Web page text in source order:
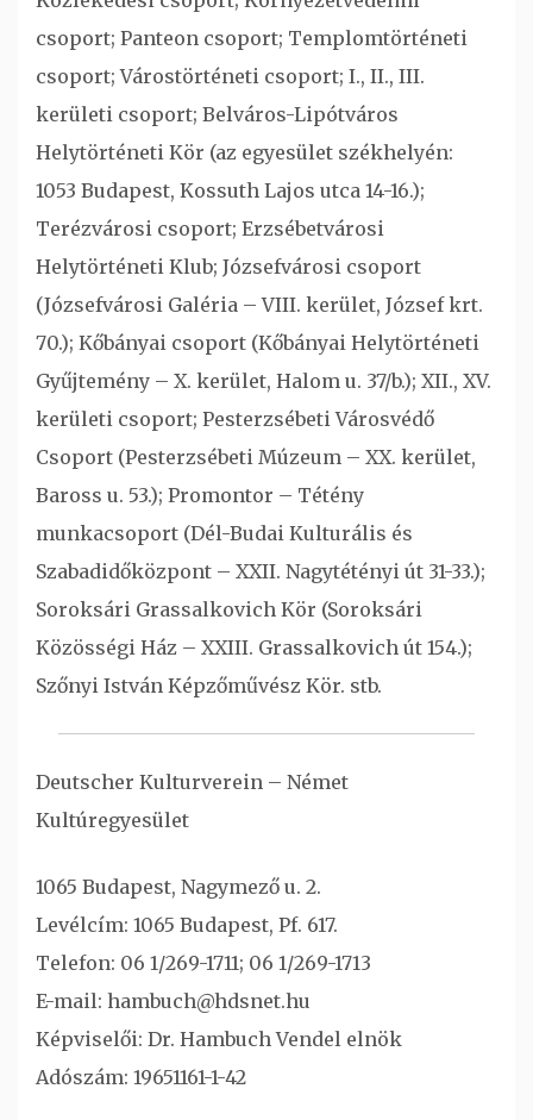
csoport; Panteon csoport; Templomtörténeti
csoport; Várostörténeti csoport; I., II., III.
kerületi csoport; Belváros-Lipótváros
Helytörténeti Kör (az egyesület székhelyén:
1053 Budapest, Kossuth Lajos utca 14-16.);
Terézvárosi csoport; Erzsébetvárosi
Helytörténeti Klub; Józsefvárosi csoport
(Józsefvárosi Galéria – VIII. kerület, József krt.
70.); Kőbányai csoport (Kőbányai Helytörténeti
Gyűjtemény – X. kerület, Halom u. 37/b.); XII., XV.
kerületi csoport; Pesterzsébeti Városvédő
Csoport (Pesterzsébeti Múzeum – XX. kerület,
Baross u. 53.); Promontor – Tétény
munkacsoport (Dél-Budai Kulturális és
Szabadidőközpont – XXII. Nagytétényi út 31-33.);
Soroksári Grassalkovich Kör (Soroksári
Közösségi Ház – XXIII. Grassalkovich út 154.);
Szőnyi István Képzőművész Kör. stb.
Deutscher Kulturverein – Német
Kultúregyesület
1065 Budapest, Nagymező u. 2.
Levélcím: 1065 Budapest, Pf. 617.
Telefon: 06 1/269-1711; 06 1/269-1713
E-mail: hambuch@hdsnet.hu
Képviselői: Dr. Hambuch Vendel elnök
Adószám: 19651161-1-42